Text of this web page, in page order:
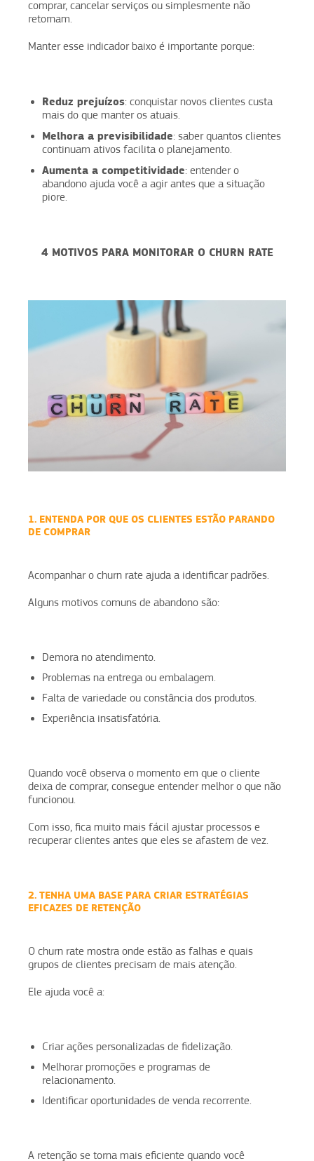
comprar, cancelar serviços ou simplesmente não
retornam.
Manter esse indicador baixo é importante porque:
Reduz prejuízos: conquistar novos clientes custa
mais do que manter os atuais.
Melhora a previsibilidade: saber quantos clientes
continuam ativos facilita o planejamento.
Aumenta a competitividade: entender o
abandono ajuda você a agir antes que a situação
piore.
4 MOTIVOS PARA MONITORAR O CHURN RATE
1. ENTENDA POR QUE OS CLIENTES ESTÃO PARANDO
DE COMPRAR
Acompanhar o churn rate ajuda a identificar padrões.
Alguns motivos comuns de abandono são:
Demora no atendimento.
Problemas na entrega ou embalagem.
Falta de variedade ou constância dos produtos.
Experiência insatisfatória.
Quando você observa o momento em que o cliente
deixa de comprar, consegue entender melhor o que não
funcionou.
Com isso, fica muito mais fácil ajustar processos e
recuperar clientes antes que eles se afastem de vez.
2. TENHA UMA BASE PARA CRIAR ESTRATÉGIAS
EFICAZES DE RETENÇÃO
O churn rate mostra onde estão as falhas e quais
grupos de clientes precisam de mais atenção.
Ele ajuda você a:
Criar ações personalizadas de fidelização.
Melhorar promoções e programas de
relacionamento.
Identificar oportunidades de venda recorrente.
A retenção se torna mais eficiente quando você